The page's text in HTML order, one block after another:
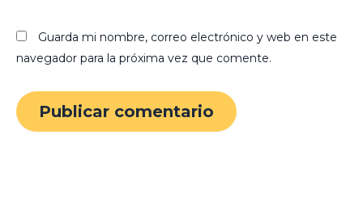
Guarda mi nombre, correo electrónico y web en este
navegador para la próxima vez que comente.